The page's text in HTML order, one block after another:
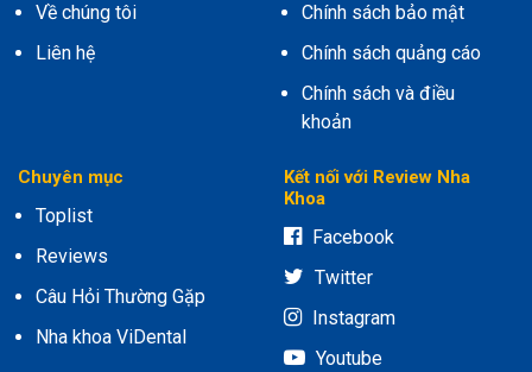
Về chúng tôi
Liên hệ
Chính sách bảo mật
Chính sách quảng cáo
Chính sách và điều
khoản
Chuyên mục
Toplist
Reviews
Câu Hỏi Thường Gặp
Nha khoa ViDental
Kết nối với Review Nha
Khoa
Facebook
Twitter
Instagram
Youtube